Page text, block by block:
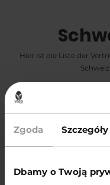
Zgoda Szczegóły
Dbamy o Twoją
Hier ist die Liste der
Schweiz
Theo Rietschi